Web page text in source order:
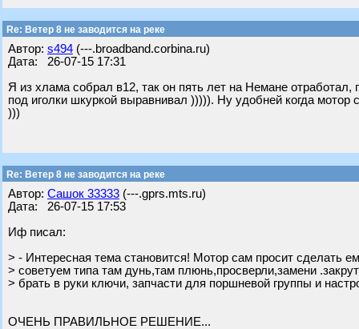
Re: Ветер 8 не заводится на реке
Автор: s494 (---.broadband.corbina.ru)
Дата: 26-07-15 17:31
Я из хлама собрал в12, так он пять лет на Немане
под иголки шкуркой выравнивал ))))). Ну удобней когда
)))
Re: Ветер 8 не заводится на реке
Автор: Сашок 33333 (---.gprs.mts.ru)
Дата: 26-07-15 17:53
Иф писал:
> - Интересная тема становится! Мотор сам просит сделать
> советуем типа там дунь,там плюнь,просверли,замени
> брать в руки ключи, запчасти для поршневой группы и
ОЧЕНЬ ПРАВИЛЬНОЕ РЕШЕНИЕ...